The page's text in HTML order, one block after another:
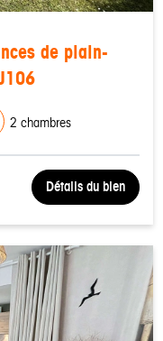
de plain-
2 chambres
Détails du bien